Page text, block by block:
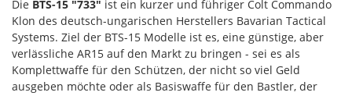
Die BTS-15 "733" ist ein kurzer und führiger Colt Commando
Klon des deutsch-ungarischen Herstellers Bavarian Tactical
Systems. Ziel der BTS-15 Modelle ist es, eine günstige, aber
verlässliche AR15 auf den Markt zu bringen - sei es als
Komplettwaffe für den Schützen, der nicht so viel Geld
ausgeben möchte oder als Basiswaffe für den Bastler, der